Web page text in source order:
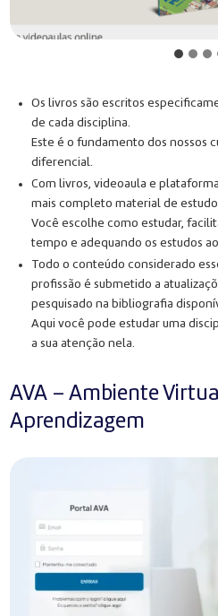
Os livros são escritos
de cada disciplina.
Este é o fundamento dos nossos
diferencial.
Com livros, videoaula e
mais completo material de
Você escolhe como estudar,
tempo e adequando os estudos
Todo o conteúdo considerado
profissão é submetido a
pesquisado na bibliografia
Aqui você pode estudar uma
a sua atenção nela.
AVA – Ambiente
Aprendizagem